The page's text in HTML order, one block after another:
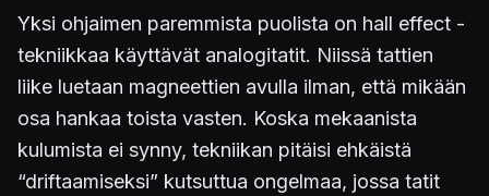
Yksi ohjaimen paremmista puolista on hall effect -
tekniikkaa käyttävät analogitatit. Niissä tattien
liike luetaan magneettien avulla ilman, että mikään
osa hankaa toista vasten. Koska mekaanista
kulumista ei synny, tekniikan pitäisi ehkäistä
“driftaamiseksi” kutsuttua ongelmaa, jossa tatit